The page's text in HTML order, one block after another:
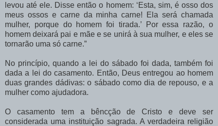
levou até ele. Disse então o homem: ‘Esta, sim, é osso dos
meus ossos e carne da minha carne! Ela será chamada
mulher, porque do homem foi tirada.’ Por essa razão, o
homem deixará pai e mãe e se unirá à sua mulher, e eles se
tornarão uma só carne.”
No princípio, quando a lei do sábado foi dada, também foi
dada a lei do casamento. Então, Deus entregou ao homem
duas grandes dádivas: o sábado como dia de repouso, e a
mulher como ajudadora.
O casamento tem a bêncção de Cristo e deve ser
considerada uma instituição sagrada. A verdadeira religião